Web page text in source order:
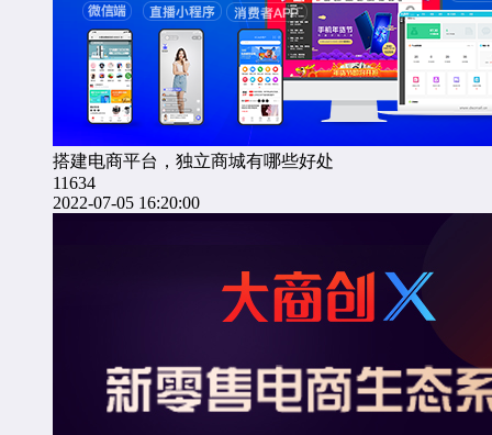
搭建电商平台，独立商城有哪些好处
11634
2022-07-05 16:20:00